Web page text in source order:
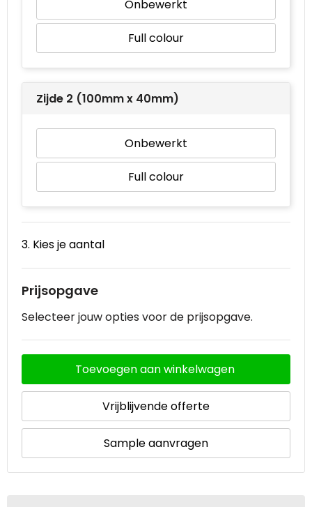
Onbewerkt
Full colour
Zijde 2 (100mm x 40mm)
Onbewerkt
Full colour
3. Kies je aantal
Prijsopgave
Selecteer jouw opties voor de prijsopgave.
Toevoegen aan winkelwagen
Vrijblijvende offerte
Sample aanvragen